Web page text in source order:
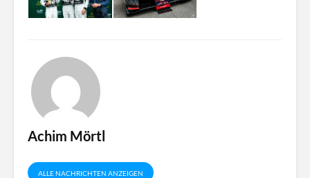
Achim Mörtl
ALLE NACHRICHTEN ANZEIGEN